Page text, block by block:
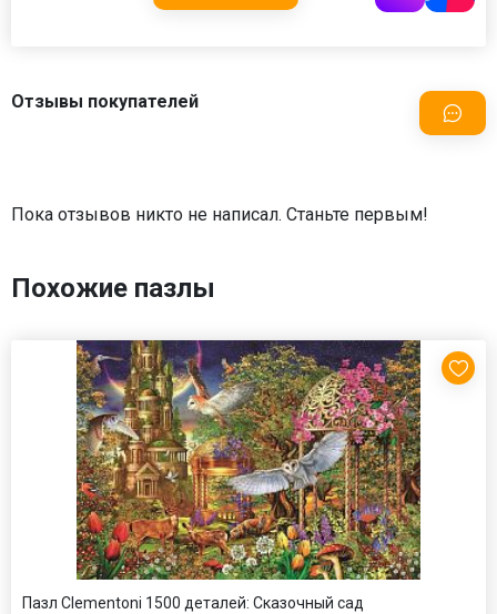
Отзывы покупателей
Пока отзывов никто не написал. Станьте первым!
Похожие пазлы
Пазл Clementoni 1500 деталей: Сказочный сад